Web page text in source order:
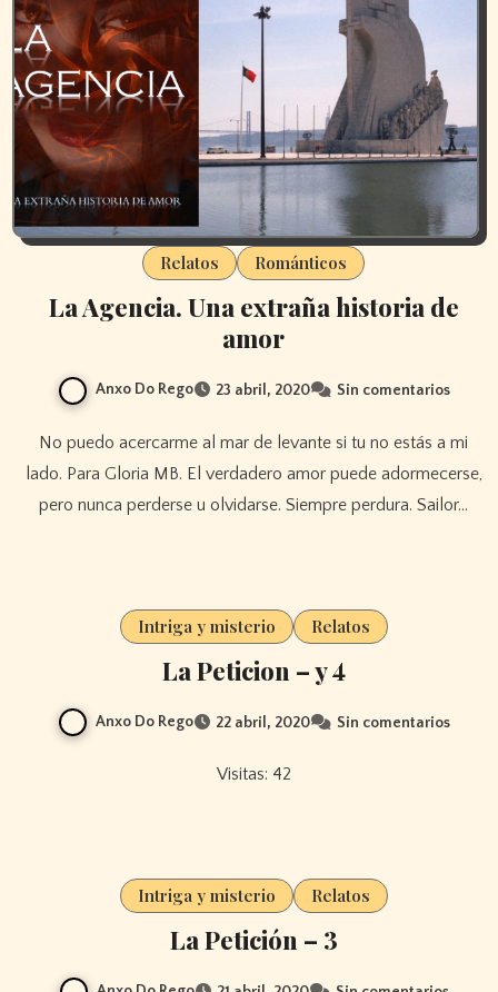
Relatos Románticos
La Agencia. Una extraña historia de
amor
Anxo Do Rego 23 abril, 2020 Sin comentarios
No puedo acercarme al mar de levante si tu no estás a mi
lado. Para Gloria MB. El verdadero amor puede adormecerse,
pero nunca perderse u olvidarse. Siempre perdura. Sailor…
Intriga y misterio Relatos
La Peticion – y 4
Anxo Do Rego 22 abril, 2020 Sin comentarios
Visitas: 42
Intriga y misterio Relatos
La Petición – 3